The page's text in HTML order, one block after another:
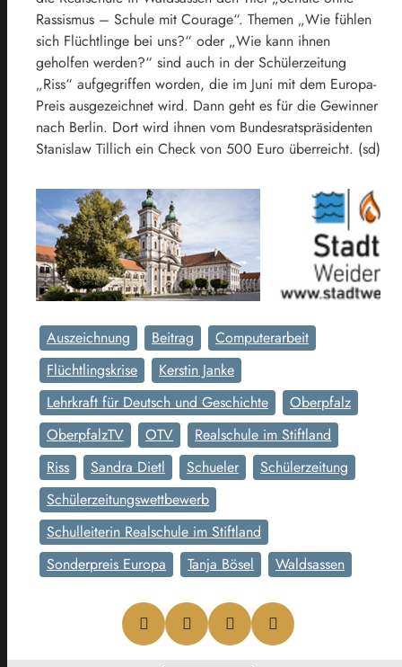
Rassismus – Schule mit Courage“. Themen „Wie fühlen
sich Flüchtlinge bei uns?“ oder „Wie kann ihnen
geholfen werden?“ sind auch in der Schülerzeitung
„Riss“ aufgegriffen worden, die im Juni mit dem Europa-
Preis ausgezeichnet wird. Dann geht es für die Gewinner
nach Berlin. Dort wird ihnen vom Bundesratspräsidenten
Stanislaw Tillich ein Check von 500 Euro überreicht. (sd)
Auszeichnung Beitrag
Computerarbeit
Flüchtlingskrise
Kerstin Janke
Lehrkraft für Deutsch und Geschichte
Oberpfalz
OberpfalzTV
OTV
Realschule im Stiftland
Riss
Sandra Dietl Schueler
Schülerzeitung
Schülerzeitungswettbewerb
Schulleiterin Realschule im Stiftland
Sonderpreis Europa
Tanja Bösel Waldsassen